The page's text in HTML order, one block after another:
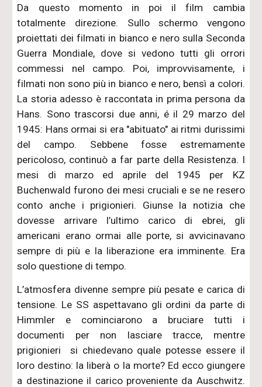
Da questo momento in poi il film cambia
totalmente direzione. Sullo schermo vengono
proiettati dei filmati in bianco e nero sulla Seconda
Guerra Mondiale, dove si vedono tutti gli orrori
commessi nel campo. Poi, improvvisamente, i
filmati non sono più in bianco e nero, bensì a colori.
La storia adesso è raccontata in prima persona da
Hans. Sono trascorsi due anni, é il 29 marzo del
1945: Hans ormai si era "abituato" ai ritmi durissimi
del campo. Sebbene fosse estremamente
pericoloso, continuò a far parte della Resistenza. I
mesi di marzo ed aprile del 1945 per KZ
Buchenwald furono dei mesi cruciali e se ne resero
conto anche i prigionieri. Giunse la notizia che
dovesse arrivare l’ultimo carico di ebrei, gli
americani erano ormai alle porte, si avvicinavano
sempre di più e la liberazione era imminente. Era
solo questione di tempo.
L’atmosfera divenne sempre più pesate e carica di
tensione. Le SS aspettavano gli ordini da parte di
Himmler e cominciarono a bruciare tutti i
documenti per non lasciare tracce, mentre
prigionieri si chiedevano quale potesse essere il
loro destino: la liberà o la morte? Ed ecco giungere
a destinazione il carico proveniente da Auschwitz.